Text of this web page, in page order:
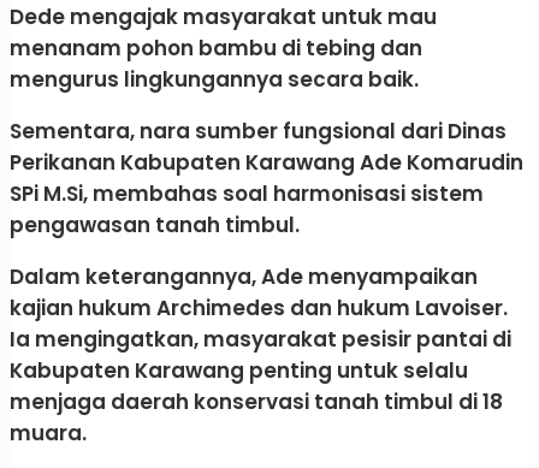
Dede mengajak masyarakat untuk mau
menanam pohon bambu di tebing dan
mengurus lingkungannya secara baik.
Sementara, nara sumber fungsional dari Dinas
Perikanan Kabupaten Karawang Ade Komarudin
SPi M.Si, membahas soal harmonisasi sistem
pengawasan tanah timbul.
Dalam keterangannya, Ade menyampaikan
kajian hukum Archimedes dan hukum Lavoiser.
Ia mengingatkan, masyarakat pesisir pantai di
Kabupaten Karawang penting untuk selalu
menjaga daerah konservasi tanah timbul di 18
muara.